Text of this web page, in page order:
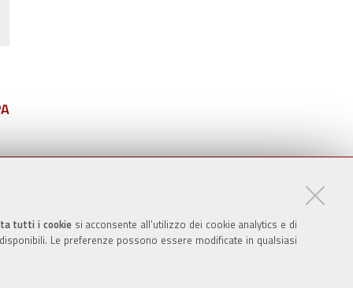
tutti i cookiesi acconsente all’utilizzo dei cookie analytics e di
Le preferenze possono essere modificate in qualsiasi